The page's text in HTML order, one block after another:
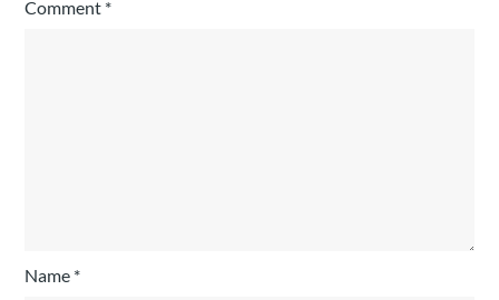
Comment *
Name *